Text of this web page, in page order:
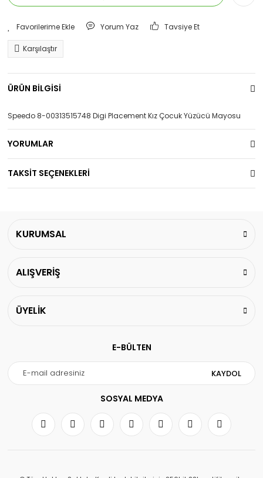
Yorum Yaz Tavsiye Et
Karşılaştır
ÜRÜN BİLGİSİ
Speedo 8-00313515748 Digi Placement Kız Çocuk Yüzücü Mayosu
YORUMLAR
TAKSİT SEÇENEKLERİ
KURUMSAL
ALIŞVERİŞ
ÜYELİK
E-BÜLTEN
KAYDOL
SOSYAL MEDYA